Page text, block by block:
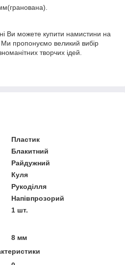
Ви можете купити намистини на
Ми пропонуємо великий вибір
творчих ідей.
Пластик
Блакитний
Райдужний
Куля
Рукоділля
Напівпрозорий
1 шт.
8 мм